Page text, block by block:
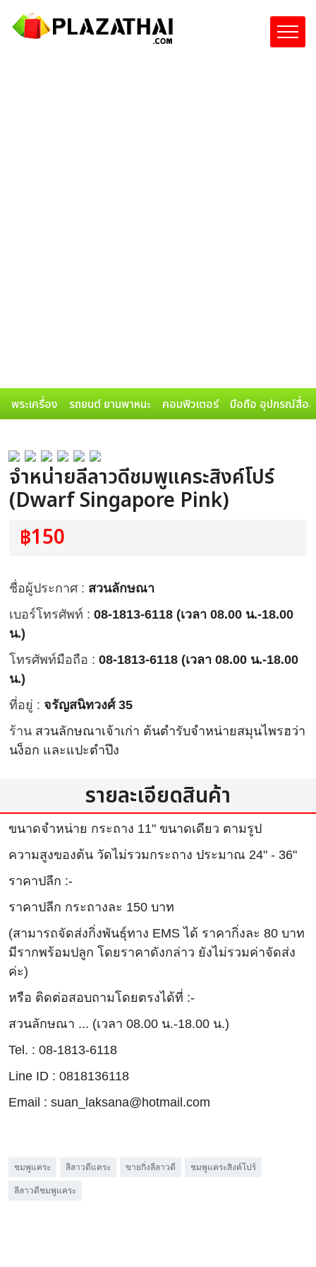
พระเครื่อง รถยนต์ ยานพาหนะ คอมพิวเตอร์ มือถือ อุปกรณ์สื่อส
จำหน่ายลีลาวดีชมพูแคระสิงค์โปร์
(Dwarf Singapore Pink)
฿150
ชื่อผู้ประกาศ : สวนลักษณา
เบอร์โทรศัพท์ : 08-1813-6118 (เวลา 08.00 น.-18.00
น.)
โทรศัพท์มือถือ : 08-1813-6118 (เวลา 08.00 น.-18.00
น.)
ที่อยู่ : จรัญสนิทวงศ์ 35
ร้าน สวนลักษณาเจ้าเก่า ต้นตำรับจำหน่ายสมุนไพรฮว่า
นง็อก และแปะตำปึง
รายละเอียดสินค้า
ขนาดจำหน่าย กระถาง 11" ขนาดเดียว ตามรูป
ความสูงของต้น วัดไม่รวมกระถาง ประมาณ 24" - 36"
ราคาปลีก :-
ราคาปลีก กระถางละ 150 บาท
(สามารถจัดส่งกิ่งพันธุ์ทาง EMS ได้ ราคากิ่งละ 80 บาท
มีรากพร้อมปลูก โดยราคาดังกล่าว ยังไม่รวมค่าจัดส่ง
ค่ะ)
หรือ ติดต่อสอบถามโดยตรงได้ที่ :-
สวนลักษณา ... (เวลา 08.00 น.-18.00 น.)
Tel. : 08-1813-6118
Line ID : 0818136118
Email : suan_laksana@hotmail.com
ชมพูแคระ ลีลาวดีแคระ ขายกิ่งลีลาวดี ชมพูแคระสิงค์โปร์
ลีลาวดีชมพูแคระ